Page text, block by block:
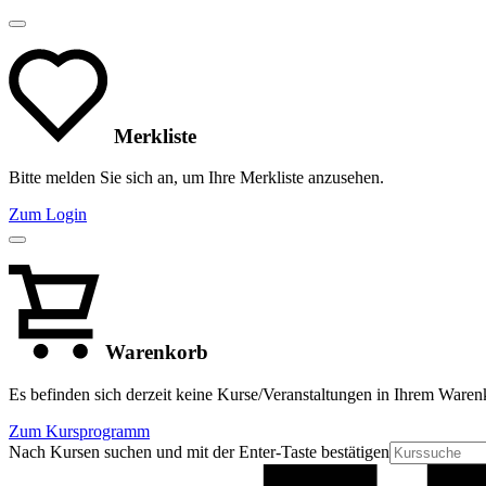
Merkliste
Bitte melden Sie sich an, um Ihre Merkliste anzusehen.
Zum Login
Warenkorb
Es befinden sich derzeit keine Kurse/Veranstaltungen in Ihrem
Zum Kursprogramm
Nach Kursen suchen und mit der Enter-Taste bestätigen